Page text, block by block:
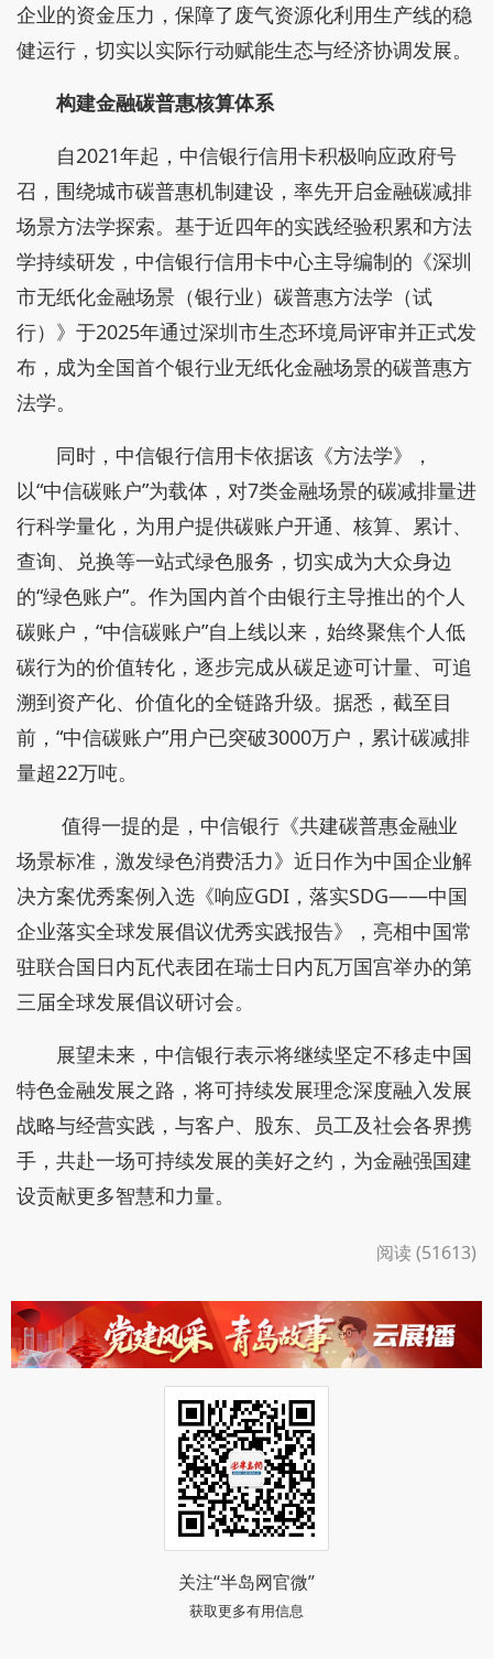
企业的资金压力，保障了废气资源化利用生产线的稳
健运行，切实以实际行动赋能生态与经济协调发展。
构建金融碳普惠核算体系
自2021年起，中信银行信用卡积极响应政府号
召，围绕城市碳普惠机制建设，率先开启金融碳减排
场景方法学探索。基于近四年的实践经验积累和方法
学持续研发，中信银行信用卡中心主导编制的《深圳
市无纸化金融场景（银行业）碳普惠方法学（试
行）》于2025年通过深圳市生态环境局评审并正式发
布，成为全国首个银行业无纸化金融场景的碳普惠方
法学。
同时，中信银行信用卡依据该《方法学》，
以“中信碳账户”为载体，对7类金融场景的碳减排量进
行科学量化，为用户提供碳账户开通、核算、累计、
查询、兑换等一站式绿色服务，切实成为大众身边
的“绿色账户”。作为国内首个由银行主导推出的个人
碳账户，“中信碳账户”自上线以来，始终聚焦个人低
碳行为的价值转化，逐步完成从碳足迹可计量、可追
溯到资产化、价值化的全链路升级。据悉，截至目
前，“中信碳账户”用户已突破3000万户，累计碳减排
量超22万吨。
值得一提的是，中信银行《共建碳普惠金融业
场景标准，激发绿色消费活力》近日作为中国企业解
决方案优秀案例入选《响应GDI，落实SDG——中国
企业落实全球发展倡议优秀实践报告》，亮相中国常
驻联合国日内瓦代表团在瑞士日内瓦万国宫举办的第
三届全球发展倡议研讨会。
展望未来，中信银行表示将继续坚定不移走中国
特色金融发展之路，将可持续发展理念深度融入发展
战略与经营实践，与客户、股东、员工及社会各界携
手，共赴一场可持续发展的美好之约，为金融强国建
设贡献更多智慧和力量。
阅读 (51613)
关注“半岛网官微”
获取更多有用信息